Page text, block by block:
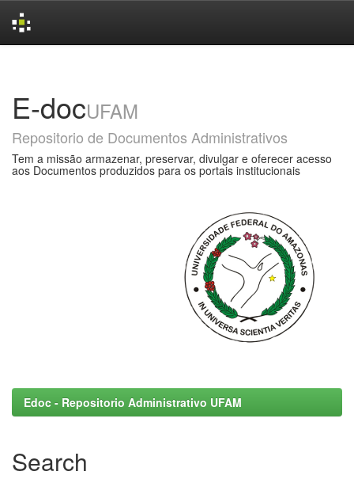
E-docUFAM
Repositorio de Documentos Administrativos
Tem a missão armazenar, preservar, divulgar e oferecer acesso
aos Documentos produzidos para os portais institucionais
Edoc - Repositorio Administrativo UFAM
Search